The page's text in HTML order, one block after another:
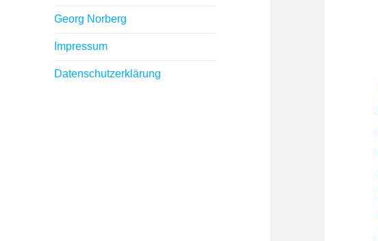
Georg Norberg
Impressum
Datenschutzerklärung